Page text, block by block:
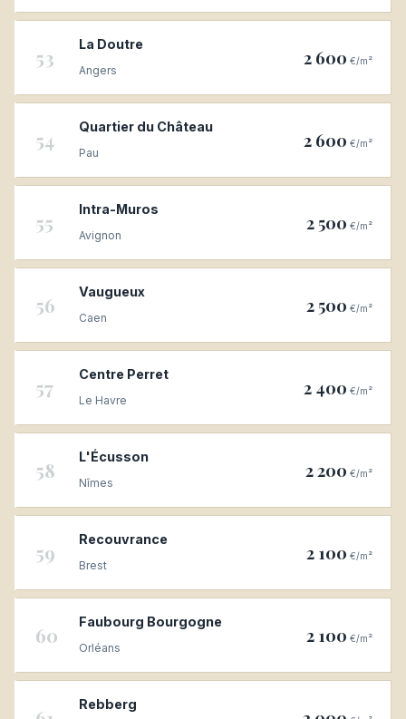
53
La Doutre
Angers
2 600 €/m²
54
Quartier du Château
Pau
2 600 €/m²
55
Intra-Muros
Avignon
2 500 €/m²
56
Vaugueux
Caen
2 500 €/m²
57
Centre Perret
Le Havre
2 400 €/m²
58
L'Écusson
Nîmes
2 200 €/m²
59
Recouvrance
Brest
2 100 €/m²
60
Faubourg Bourgogne
Orléans
2 100 €/m²
Rebberg